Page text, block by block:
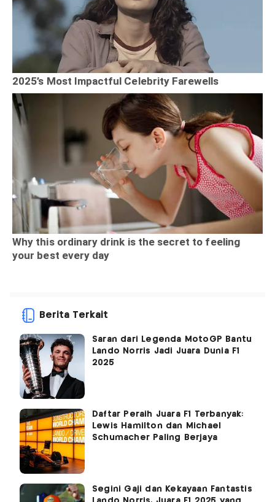
Berita Terkait
Saran dari Legenda MotoGP Bantu
Lando Norris Jadi Juara Dunia F1
2025
Daftar Peraih Juara F1 Terbanyak:
Lewis Hamilton dan Michael
Schumacher Paling Berjaya
Segini Gaji dan Kekayaan Fantastis